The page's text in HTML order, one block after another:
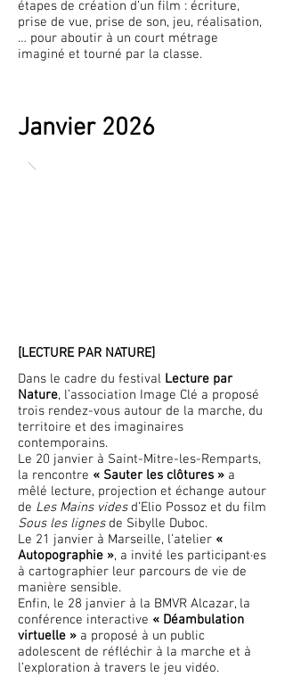
étapes de création d’un film : écriture,
prise de vue, prise de son, jeu, réalisation,
… pour aboutir à un court métrage
imaginé et tourné par la classe.
Janvier 2026
[LECTURE PAR NATURE]
Dans le cadre du festival Lecture par
Nature, l’association Image Clé a proposé
trois rendez-vous autour de la marche, du
territoire et des imaginaires
contemporains.
Le 20 janvier à Saint-Mitre-les-Remparts,
la rencontre « Sauter les clôtures » a
mêlé lecture, projection et échange autour
de Les Mains videsd’Elio Possoz et du film
Sous les lignesde Sibylle Duboc.
Le 21 janvier à Marseille, l’atelier «
Autopographie », a invité les participant·es
à cartographier leur parcours de vie de
manière sensible.
Enfin, le 28 janvier à la BMVR Alcazar, la
conférence interactive « Déambulation
virtuelle » a proposé à un public
adolescent de réfléchir à la marche et à
l’exploration à travers le jeu vidéo.